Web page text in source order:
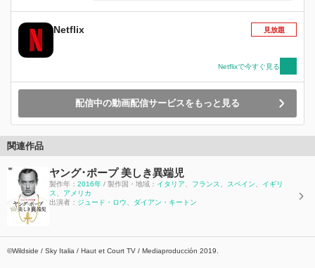
爵、ドン・ファブリツィオ・コルベラ。しかし、
イタリアが統一への道をたどり、古い貴族階級の
わなければなりませんが、彼の信念が試されま
す。 やがて、ドン・ファブリツィオは悩ましい
リカと甥のタンクレディを結婚させれば一族の遺
産を守ることができるものの、それは自身の愛娘
コンチェッタの心を打ち砕くことになってしまう
点から探求します。Netflixで2025年3月5日配信
開始
Netflix 見放題
Netflixで今すぐ見る
配信中の動画配信サービスをもっと見る
関連作品
ヤング･ポープ 美しき異端児
製作年： 2016年 / 製作国・地域： イタリア、 フランス、 スペイン、 イギリ
ス、 アメリカ
出演者： ジュード・ロウ、 ダイアン・キートン
©Wildside / Sky Italia / Haut et Court TV / Mediaproducción 2019.